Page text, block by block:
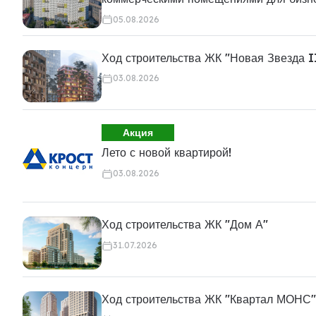
05.08.2026
Ход строительства ЖК "Новая Звезда
03.08.2026
Акция
Лето с новой квартирой!
03.08.2026
Ход строительства ЖК "Дом А"
31.07.2026
Ход строительства ЖК "Квартал МОНС"